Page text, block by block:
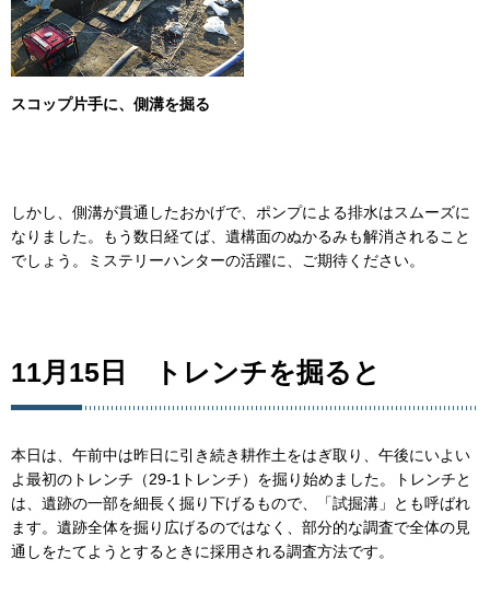
スコップ片手に、側溝を掘る
しかし、側溝が貫通したおかげで、ポンプによる排水はスムーズに
なりました。もう数日経てば、遺構面のぬかるみも解消されること
でしょう。ミステリーハンターの活躍に、ご期待ください。
11月15日 トレンチを掘ると
本日は、午前中は昨日に引き続き耕作土をはぎ取り、午後にいよい
よ最初のトレンチ（29-1トレンチ）を掘り始めました。トレンチと
は、遺跡の一部を細長く掘り下げるもので、「試掘溝」とも呼ばれ
ます。遺跡全体を掘り広げるのではなく、部分的な調査で全体の見
通しをたてようとするときに採用される調査方法です。